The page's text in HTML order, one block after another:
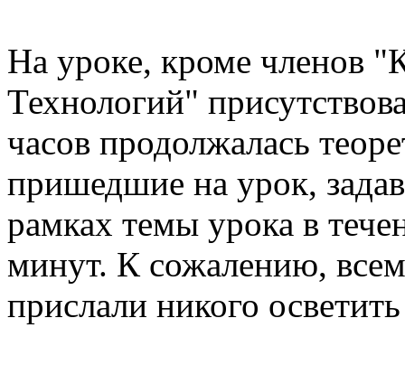
На уроке, кроме членов
Технологий"
часов продолжалась
пришедшие на урок,
рамках темы урока в
минут. К сожалению,
прислали никого